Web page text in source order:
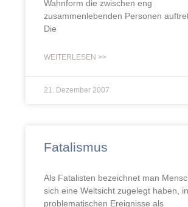
Wahnform die zwischen eng
zusammenlebenden Personen
Die
WEITERLESEN >>
21. Dezember 2007
Fatalismus
Als Fatalisten bezeichnet man
sich eine Weltsicht zugelegt haben,
problematischen Ereignisse als